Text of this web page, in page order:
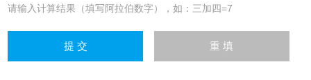
请输入计算结果（填写阿拉伯数字），如：三加四=7